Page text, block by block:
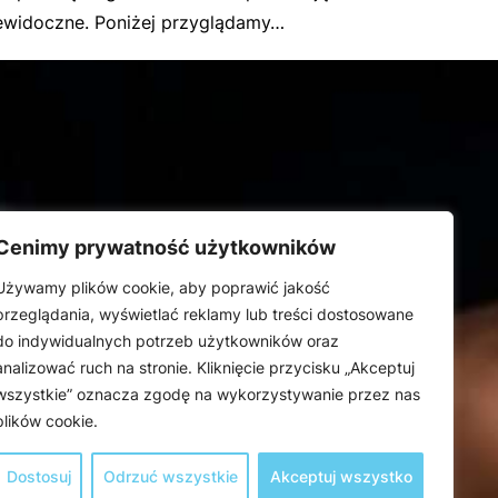
prywatność użytkowników
plików cookie, aby poprawić jakość
wyświetlać reklamy lub treści dostosowane
indywidualnych potrzeb użytkowników oraz
ruch na stronie. Kliknięcie przycisku „Akceptuj
oznacza zgodę na wykorzystywanie przez nas
cookie.
Dostosuj Odrzuć wszystkie Akceptuj wszystko
Poniżej przyglądamy…